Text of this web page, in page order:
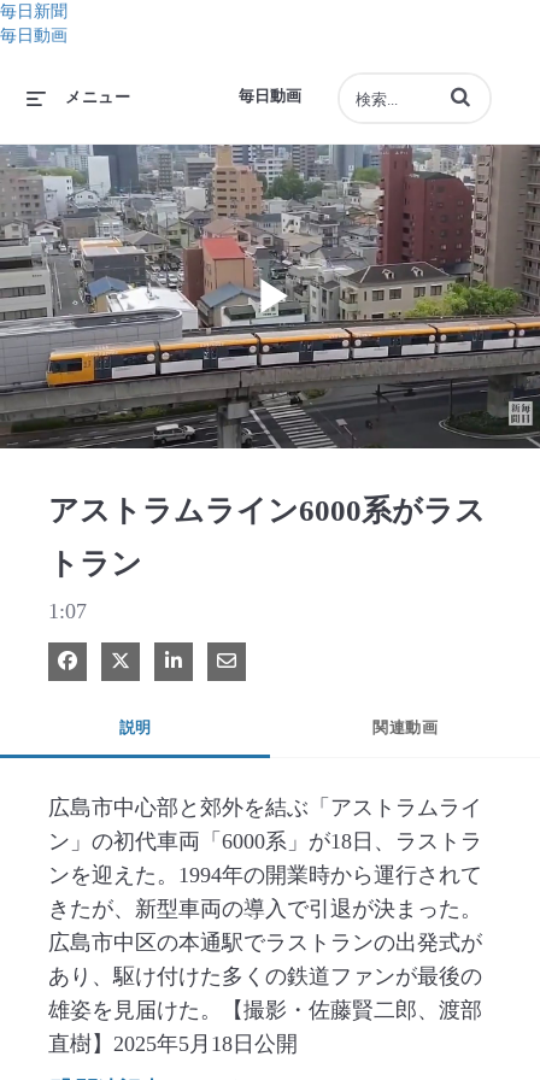
毎日新聞
毎日動画
毎日動画
メニュー 動画の検索語句
Play
アストラムライン6000系がラス
トラン
1:07
Facebook で共有
Xで共有する
LinkedIn で共有
電子メールで共有
説明 関連動画
広島市中心部と郊外を結ぶ「アストラムライ
ン」の初代車両「6000系」が18日、ラストラ
ンを迎えた。1994年の開業時から運行されて
きたが、新型車両の導入で引退が決まった。
広島市中区の本通駅でラストランの出発式が
あり、駆け付けた多くの鉄道ファンが最後の
雄姿を見届けた。【撮影・佐藤賢二郎、渡部
直樹】2025年5月18日公開